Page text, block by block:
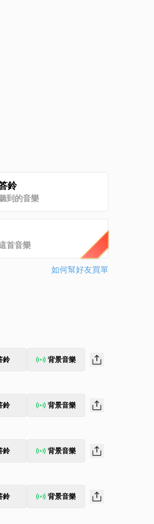
鈴
到的音樂
首音樂
如何幫好友買單
鈴 背景音樂
鈴 背景音樂
鈴 背景音樂
鈴 背景音樂